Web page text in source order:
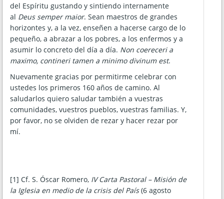
del Espíritu gustando y sintiendo internamente
al Deus semper maior. Sean maestros de grandes
horizontes y, a la vez, enseñen a hacerse cargo de lo
pequeño, a abrazar a los pobres, a los enfermos y a
asumir lo concreto del día a día. Non coereceri a
maximo, contineri tamen a minimo divinum est.
Nuevamente gracias por permitirme celebrar con
ustedes los primeros 160 años de camino. Al
saludarlos quiero saludar también a vuestras
comunidades, vuestros pueblos, vuestras familias. Y,
por favor, no se olviden de rezar y hacer rezar por
mí.
[1] Cf. S. Óscar Romero, IV Carta Pastoral – Misión de
la Iglesia en medio de la crisis del País(6 agosto